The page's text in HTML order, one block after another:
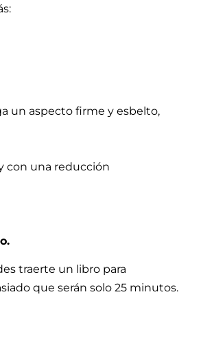
un aspecto firme y esbelto,
con una reducción
traerte un libro para
que serán solo 25 minutos.